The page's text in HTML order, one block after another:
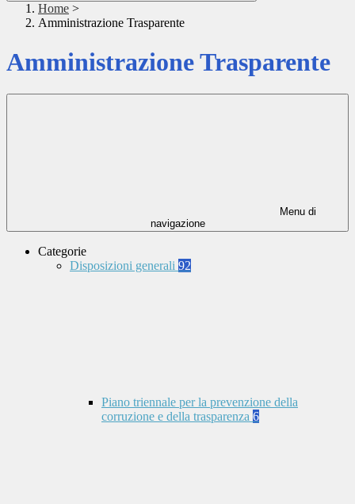
Home >
Amministrazione Trasparente
Amministrazione Trasparente
Menu di
navigazione
Categorie
Disposizioni generali 92
Piano triennale per la prevenzione della
corruzione e della trasparenza 6